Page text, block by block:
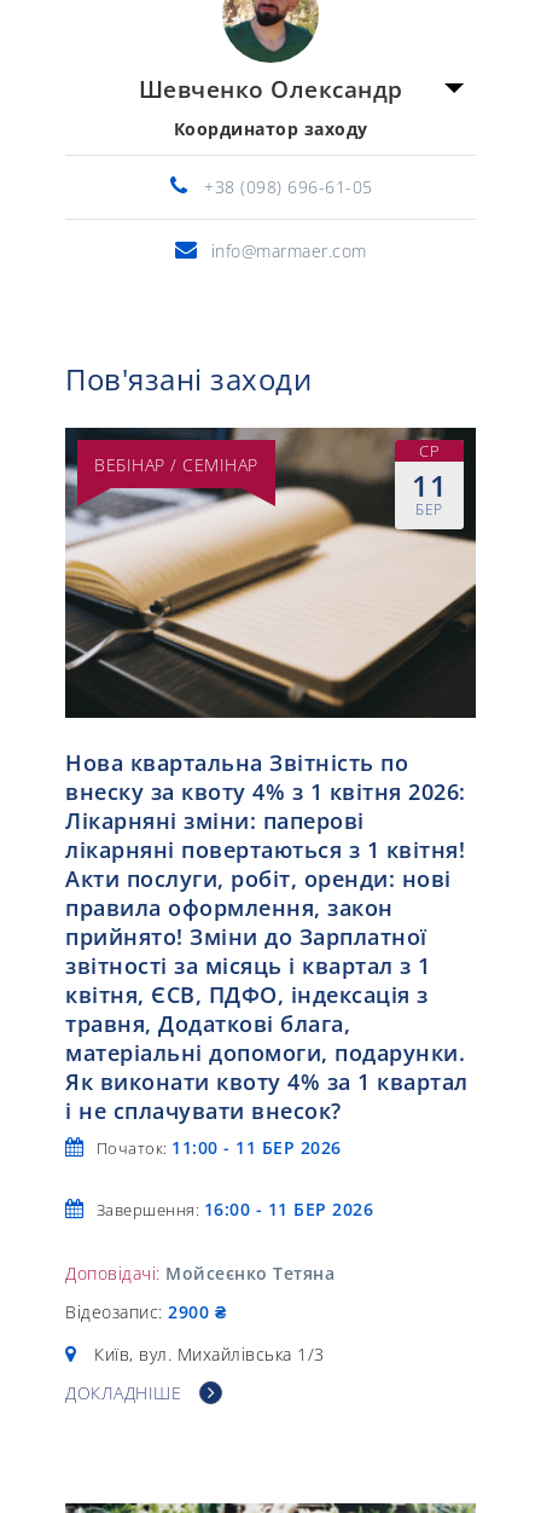
Шевченко Олександр
Координатор заходу
+38 (098) 696-61-05
info@marmaer.com
Пов'язані заходи
ВЕБІНАР / СЕМІНАР
СР
11
БЕР
Нова квартальна Звітність по
внеску за квоту 4% з 1 квітня 2026:
Лікарняні зміни: паперові
лікарняні повертаються з 1 квітня!
Акти послуги, робіт, оренди: нові
правила оформлення, закон
прийнято! Зміни до Зарплатної
звітності за місяць і квартал з 1
квітня, ЄСВ, ПДФО, індексація з
травня, Додаткові блага,
матеріальні допомоги, подарунки.
Як виконати квоту 4% за 1 квартал
і не сплачувати внесок?
Початок: 11:00 - 11 БЕР 2026
Завершення: 16:00 - 11 БЕР 2026
Доповідачі: Мойсеєнко Тетяна
Відеозапис: 2900 ₴
Київ, вул. Михайлівська 1/3
ДОКЛАДНІШЕ